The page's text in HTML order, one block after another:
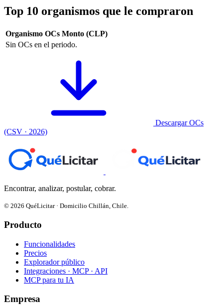
Top 10 organismos que le compraron
Organismo OCs Monto (CLP)
Sin OCs en el periodo.
Descargar OCs
(CSV · 2026)
Encontrar, analizar, postular, cobrar.
© 2026 QuéLicitar · Domicilio Chillán, Chile.
Producto
Funcionalidades
Precios
Explorador público
Integraciones · MCP · API
MCP para tu IA
Empresa